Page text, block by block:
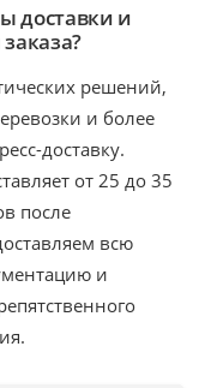
доставки и
решений,
и более
доставку.
от 25 до 35
после
всю
и